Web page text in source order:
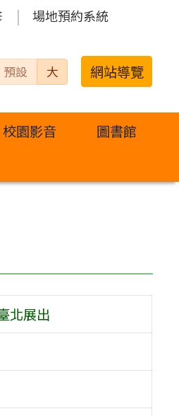
場地預約系統
預設 大 網站導覽
校園影音
圖書館
北展出